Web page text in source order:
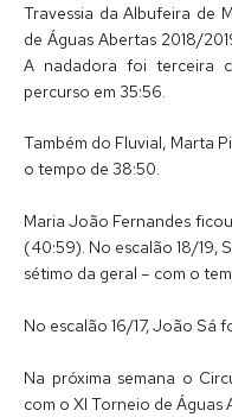
Travessia da Albufeira de
de Águas Abertas 2018/
A nadadora foi terceira
percurso em 35:56.
Também do Fluvial, Marta
o tempo de 38:50.
Maria João Fernandes
(40:59). No escalão 18/19,
sétimo da geral – com o
No escalão 16/17, João Sá
Na próxima semana o
com o XI Torneio de